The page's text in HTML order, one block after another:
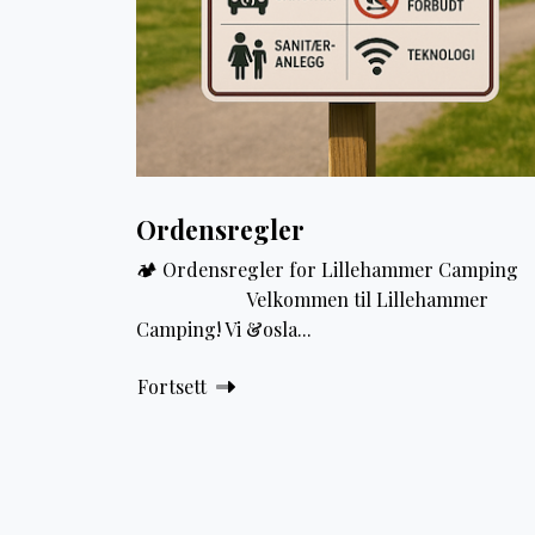
Ordensregler
🏕️ Ordensregler for Lillehammer
Velkommen til Lillehammer
Camping! Vi &osla...
Fortsett